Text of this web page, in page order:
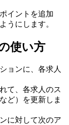
イントを追加
うにします。
使い方
ョンに、各求人
て、各求人のス
ど）を更新しま
に対して次のア